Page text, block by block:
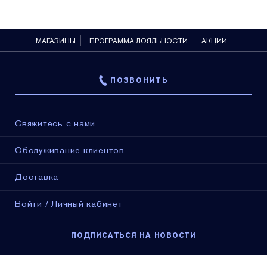
МАГАЗИНЫ ПРОГРАММА ЛОЯЛЬНОСТИ АКЦИИ
ПОЗВОНИТЬ
Свяжитесь с нами
Обслуживание клиентов
Доставка
Войти / Личный кабинет
ПОДПИСАТЬСЯ НА НОВОСТИ